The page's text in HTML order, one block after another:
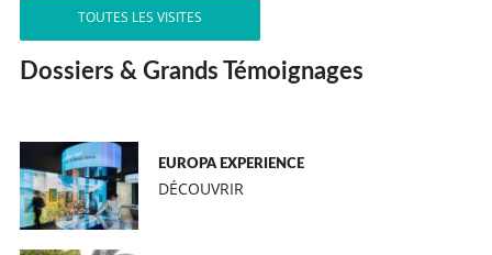
TOUTES LES VISITES
Dossiers & Grands Témoignages
EUROPA EXPERIENCE
DÉCOUVRIR